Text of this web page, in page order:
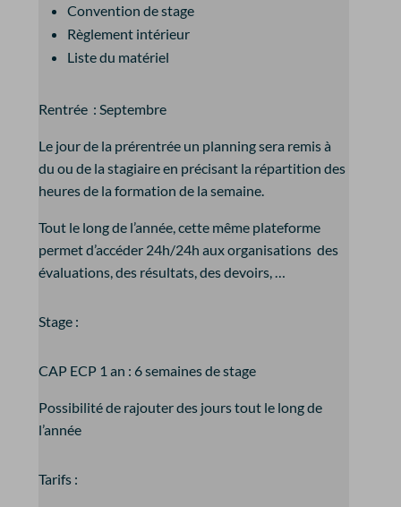
Convention de stage
Règlement intérieur
Liste du matériel
Rentrée : Septembre
Le jour de la prérentrée un planning sera remis à
du ou de la stagiaire en précisant la répartition des
heures de la formation de la semaine.
Tout le long de l’année, cette même plateforme
permet d’accéder 24h/24h aux organisations des
évaluations, des résultats, des devoirs, …
Stage :
CAP ECP 1 an : 6 semaines de stage
Possibilité de rajouter des jours tout le long de
l’année
Tarifs :